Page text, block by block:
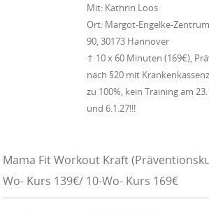
Mit: Kathrin Loos
Ort: Margot-Engelke-
90, 30173 Hannover
↑ 10 x 60 Minuten (169€),
nach §20 mit
zu 100%, kein Training am
und 6.1.27!!!
Mama Fit Workout Kraft
Wo- Kurs 139€/ 10-Wo- Kurs 169€